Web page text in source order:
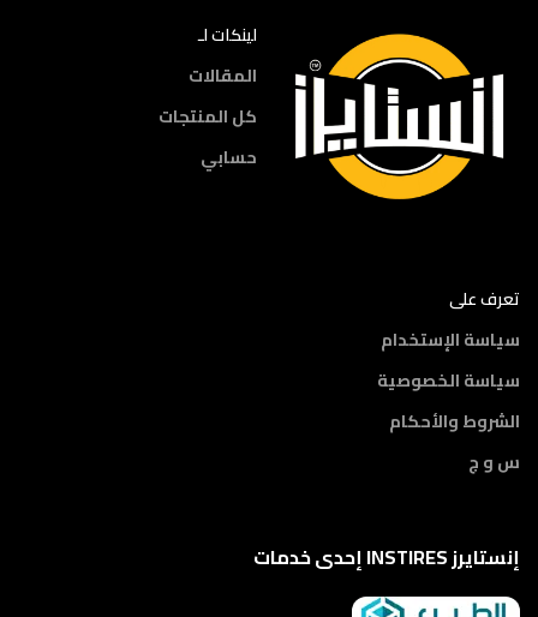
لينكات لـ
المقالات
كل المنتجات
حسابي
تعرف على
سياسة الإستخدام
سياسة الخصوصية
الشروط والأحكام
س و ج
إنستايرز INSTIRES إحدى خدمات